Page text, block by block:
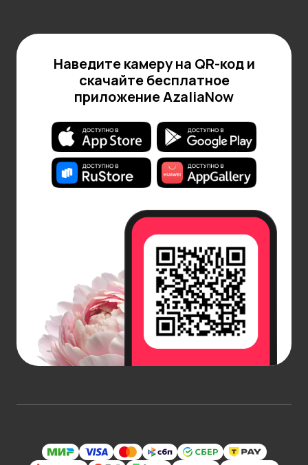
Наведите камеру на QR-код и
скачайте бесплатное
приложение AzaliaNow